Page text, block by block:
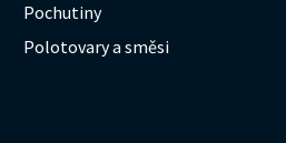
Pochutiny
Polotovary a směsi